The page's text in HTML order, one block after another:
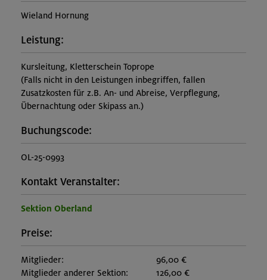
Wieland Hornung
Leistung:
Kursleitung, Kletterschein Toprope
(Falls nicht in den Leistungen inbegriffen, fallen
Zusatzkosten für z.B. An- und Abreise, Verpflegung,
Übernachtung oder Skipass an.)
Buchungscode:
OL-25-0993
Kontakt Veranstalter:
Sektion Oberland
Preise:
Mitglieder:
96,00 €
Mitglieder anderer Sektion:
126,00 €